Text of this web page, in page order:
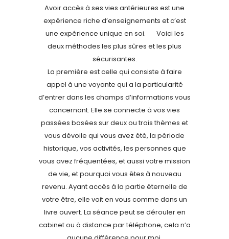
Avoir accès à ses vies antérieures est une
expérience riche d’enseignements et c’est
une expérience unique en soi. Voici les
deux méthodes les plus sûres et les plus
sécurisantes.
La première est celle qui consiste à faire
appel à une voyante qui a la particularité
d’entrer dans les champs d’informations vous
concernant. Elle se connecte à vos vies
passées basées sur deux ou trois thèmes et
vous dévoile qui vous avez été, la période
historique, vos activités, les personnes que
vous avez fréquentées, et aussi votre mission
de vie, et pourquoi vous êtes à nouveau
revenu. Ayant accès à la partie éternelle de
votre être, elle voit en vous comme dans un
livre ouvert. La séance peut se dérouler en
cabinet ou à distance par téléphone, cela n’a